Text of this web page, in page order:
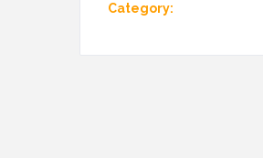
Category: